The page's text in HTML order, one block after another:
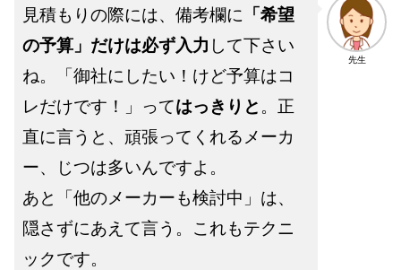
先生
見積もりの際には、備考欄に 「希望
の予算」だけは必ず入力 して下さい
ね。「御社にしたい！けど予算はコ
レだけです！」ってはっきりと 。正
直に言うと、頑張ってくれるメーカ
ー、じつは多いんですよ。
あと「他のメーカーも検討中」は、
隠さずにあえて言う。これもテクニ
ックです。